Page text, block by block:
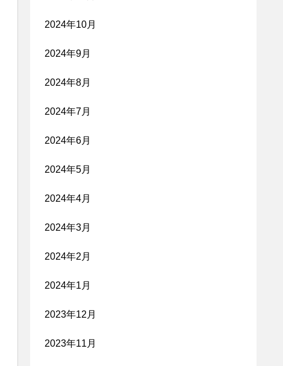
2024年10月
2024年9月
2024年8月
2024年7月
2024年6月
2024年5月
2024年4月
2024年3月
2024年2月
2024年1月
2023年12月
2023年11月